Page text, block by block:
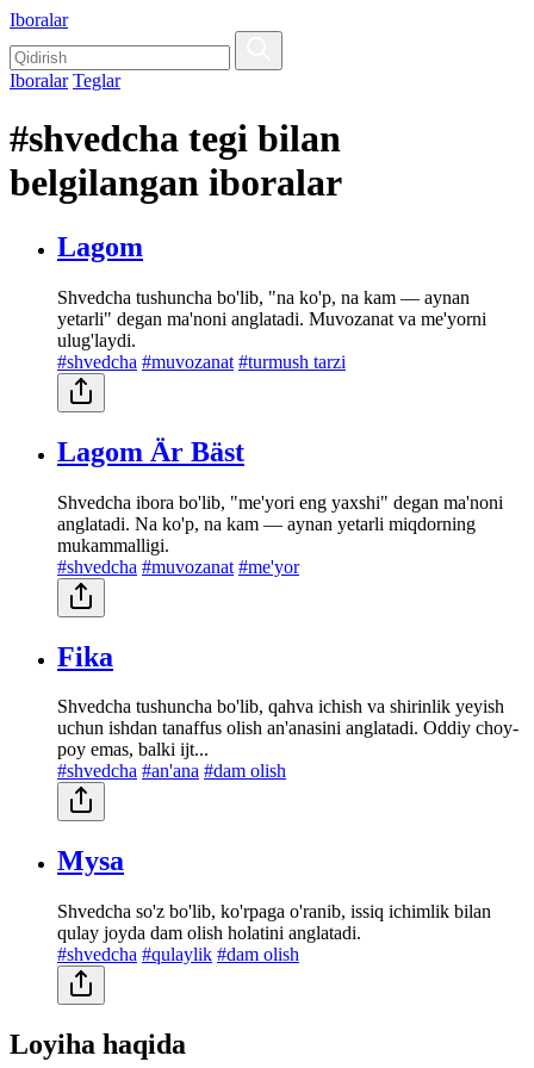
Iboralar
Iboralar Teglar
#shvedcha tegi bilan
belgilangan iboralar
Lagom
Shvedcha tushuncha bo'lib, "na ko'p, na kam — aynan
yetarli" degan ma'noni anglatadi. Muvozanat va me'yorni
ulug'laydi.
#shvedcha #muvozanat #turmush tarzi
Lagom Är Bäst
Shvedcha ibora bo'lib, "me'yori eng yaxshi" degan ma'noni
anglatadi. Na ko'p, na kam — aynan yetarli miqdorning
mukammalligi.
#shvedcha #muvozanat #me'yor
Fika
Shvedcha tushuncha bo'lib, qahva ichish va shirinlik yeyish
uchun ishdan tanaffus olish an'anasini anglatadi. Oddiy choy-
poy emas, balki ijt...
#shvedcha #an'ana #dam olish
Mysa
Shvedcha so'z bo'lib, ko'rpaga o'ranib, issiq ichimlik bilan
qulay joyda dam olish holatini anglatadi.
#shvedcha #qulaylik #dam olish
Loyiha haqida